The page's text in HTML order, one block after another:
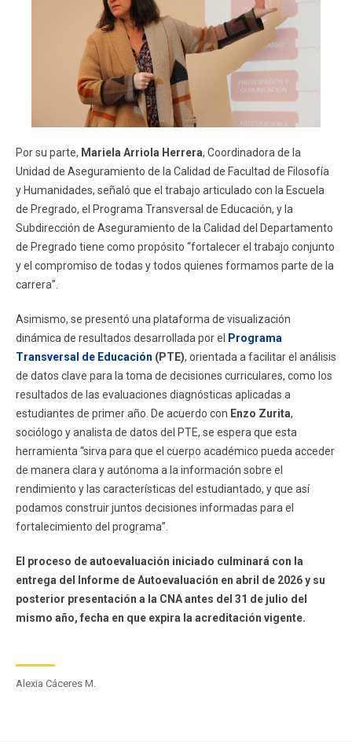
Por su parte, Mariela Arriola Herrera, Coordinadora de la
Unidad de Aseguramiento de la Calidad de Facultad de Filosofía
y Humanidades, señaló que el trabajo articulado con la Escuela
de Pregrado, el Programa Transversal de Educación, y la
Subdirección de Aseguramiento de la Calidad del Departamento
de Pregrado tiene como propósito “fortalecer el trabajo conjunto
y el compromiso de todas y todos quienes formamos parte de la
carrera”.
Asimismo, se presentó una plataforma de visualización
dinámica de resultados desarrollada por el
Programa
Transversal de Educación (PTE), orientada a facilitar el análisis
de datos clave para la toma de decisiones curriculares, como los
resultados de las evaluaciones diagnósticas aplicadas a
estudiantes de primer año. De acuerdo con Enzo Zurita,
sociólogo y analista de datos del PTE, se espera que esta
herramienta “sirva para que el cuerpo académico pueda acceder
de manera clara y autónoma a la información sobre el
rendimiento y las características del estudiantado, y que así
podamos construir juntos decisiones informadas para el
fortalecimiento del programa”.
El proceso de autoevaluación iniciado culminará con la
entrega del Informe de Autoevaluación en abril de 2026 y su
posterior presentación a la CNA antes del 31 de julio del
mismo año, fecha en que expira la acreditación vigente.
Alexia Cáceres M.